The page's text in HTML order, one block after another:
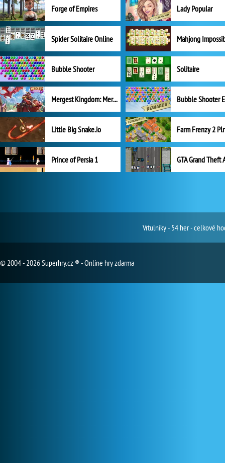
Forge of Empires Lady Popular
Spider Solitaire Online Mahjong
Bubble Shooter Solitaire
Mergest Kingdom: Merge Puzzle
Little Big Snake.io
Prince of Persia 1 GTA Grand Theft
Vrtulníky - 54 her - celkové
© 2004 - 2026 Superhry.cz ® - Online hry zdarma